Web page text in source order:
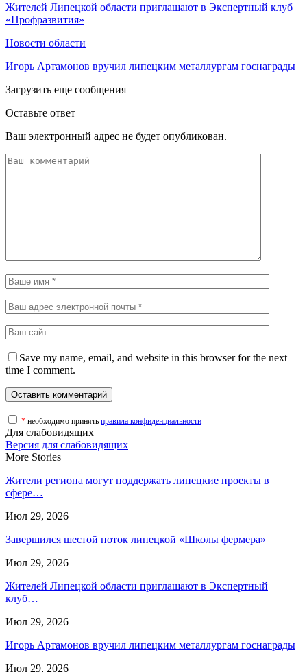
Жителей Липецкой области приглашают в Экспертный клуб
«Профразвития»
Новости области
Игорь Артамонов вручил липецким металлургам госнаграды
Загрузить еще сообщения
Оставьте ответ
Ваш электронный адрес не будет опубликован.
Save my name, email, and website in this browser for the next
time I comment.
* необходимо принять правила конфиденциальности
Для слабовидящих
Версия для слабовидящих
More Stories
Жители региона могут поддержать липецкие проекты в
сфере…
Июл 29, 2026
Завершился шестой поток липецкой «Школы фермера»
Июл 29, 2026
Жителей Липецкой области приглашают в Экспертный
клуб…
Июл 29, 2026
Игорь Артамонов вручил липецким металлургам госнаграды
Июл 29, 2026